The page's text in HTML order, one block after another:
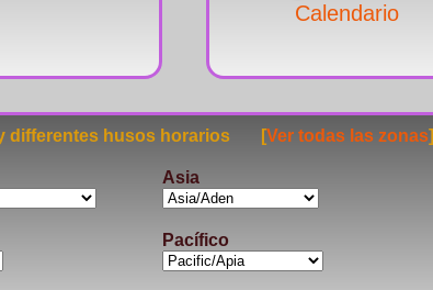
Calendario
y differentes husos horarios [Ver todas las zonas]
Asia
Pacífico